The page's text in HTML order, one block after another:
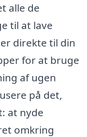
alle de
til at lave
direkte til din
for at bruge
af ugen
på det,
at nyde
omkring